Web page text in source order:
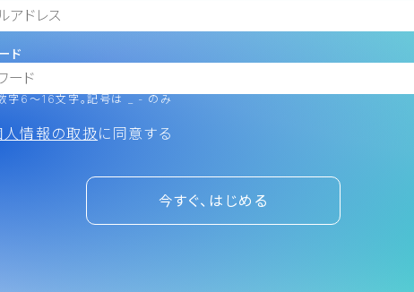
ド
字6～16文字。記号は _ - のみ
人情報の取扱に同意する
今すぐ、はじめる